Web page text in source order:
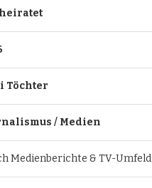
Töchter
/ Medien
Medienberichte & TV-Umfeld